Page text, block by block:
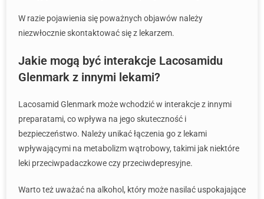
W razie pojawienia się poważnych objawów należy
niezwłocznie skontaktować się z lekarzem.
Jakie mogą być interakcje Lacosamidu
Glenmark z innymi lekami?
Lacosamid Glenmark może wchodzić w interakcje z innymi
preparatami, co wpływa na jego skuteczność i
bezpieczeństwo. Należy unikać łączenia go z lekami
wpływającymi na metabolizm wątrobowy, takimi jak niektóre
leki przeciwpadaczkowe czy przeciwdepresyjne.
Warto też uważać na alkohol, który może nasilać uspokajające